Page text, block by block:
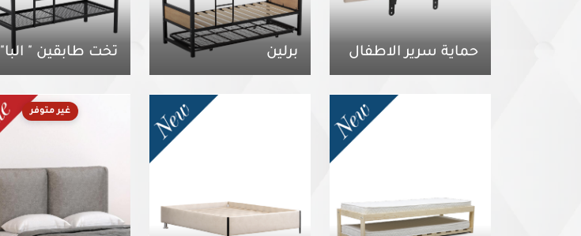
حماية سرير الاطفال برلين تخت طابقين " البا"
غير متوفر